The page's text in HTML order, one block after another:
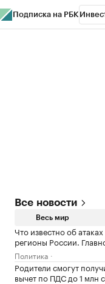
Подписка на РБК
Все новости
Весь мир
Что известно об
регионы России.
Политика
Родители смогут
вычет по ПДС до 1 млн